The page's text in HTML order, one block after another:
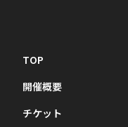
TOP
開催概要
チケット